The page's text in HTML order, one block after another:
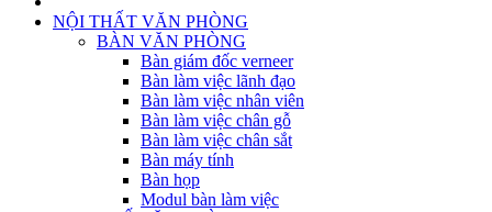
NỘI THẤT VĂN PHÒNG
BÀN VĂN PHÒNG
Bàn giám đốc verneer
Bàn làm việc lãnh đạo
Bàn làm việc nhân viên
Bàn làm việc chân gỗ
Bàn làm việc chân sắt
Bàn máy tính
Bàn họp
Modul bàn làm việc